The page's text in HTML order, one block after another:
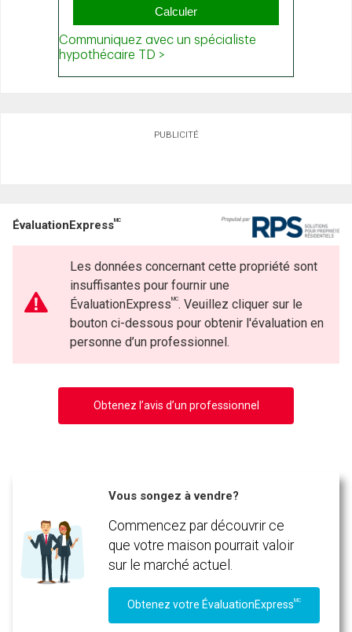
PUBLICITÉ
ÉvaluationExpressMC
Les données concernant cette propriété sont
insuffisantes pour fournir une
ÉvaluationExpressMC. Veuillez cliquer sur le
bouton ci-dessous pour obtenir l'évaluation en
personne d’un professionnel.
Obtenez l’avis d’un professionnel
Vous songez à vendre?
Commencez par découvrir ce
que votre maison pourrait valoir
sur le marché actuel.
Obtenez votre ÉvaluationExpressMC